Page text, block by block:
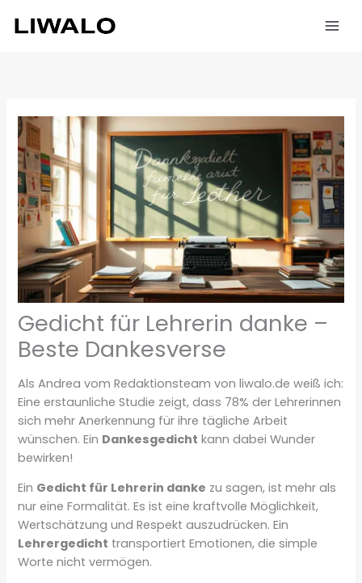
Inhalt
Gedicht für Lehrerin danke –
Beste Dankesverse
Als Andrea vom Redaktionsteam von liwalo.de weiß ich:
Eine erstaunliche Studie zeigt, dass 78% der Lehrerinnen
sich mehr Anerkennung für ihre tägliche Arbeit
wünschen. Ein Dankesgedicht kann dabei Wunder
bewirken!
Ein Gedicht für Lehrerin danke zu sagen, ist mehr als
nur eine Formalität. Es ist eine kraftvolle Möglichkeit,
Wertschätzung und Respekt auszudrücken. Ein
Lehrergedicht transportiert Emotionen, die simple
Worte nicht vermögen.